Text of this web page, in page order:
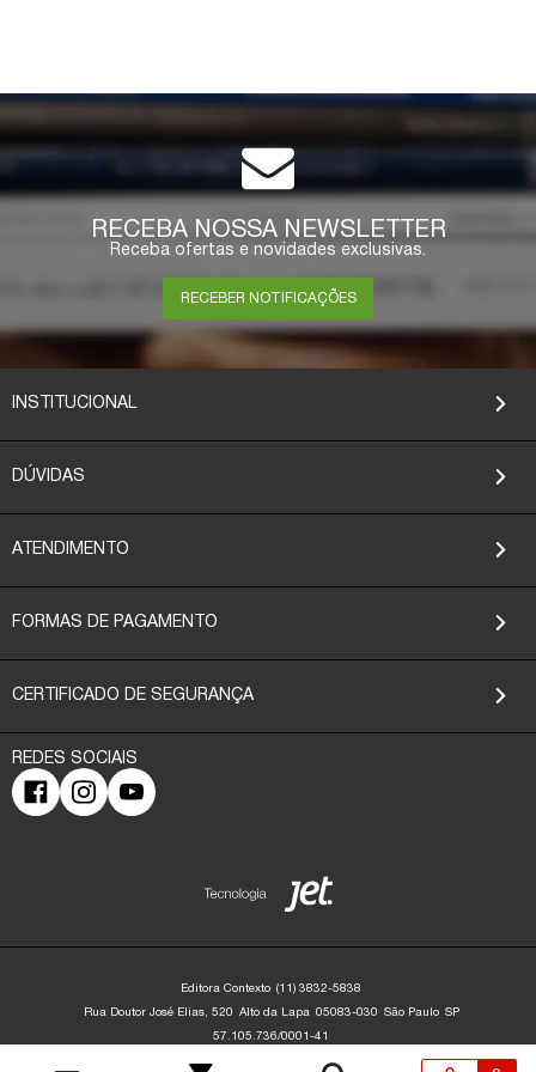
RECEBA NOSSA NEWSLETTER
Receba ofertas e novidades exclusivas.
RECEBER NOTIFICAÇÕES
INSTITUCIONAL
DÚVIDAS
ATENDIMENTO
FORMAS DE PAGAMENTO
CERTIFICADO DE SEGURANÇA
Editora Contexto (11) 3832-5838
Rua Doutor José Elias, 520 Alto da Lapa 05083-030 São Paulo SP
57.105.736/0001-41
Lapa - São Paulo/SP - 05083-030 | contato@editoracontexto.com.br | +55 11